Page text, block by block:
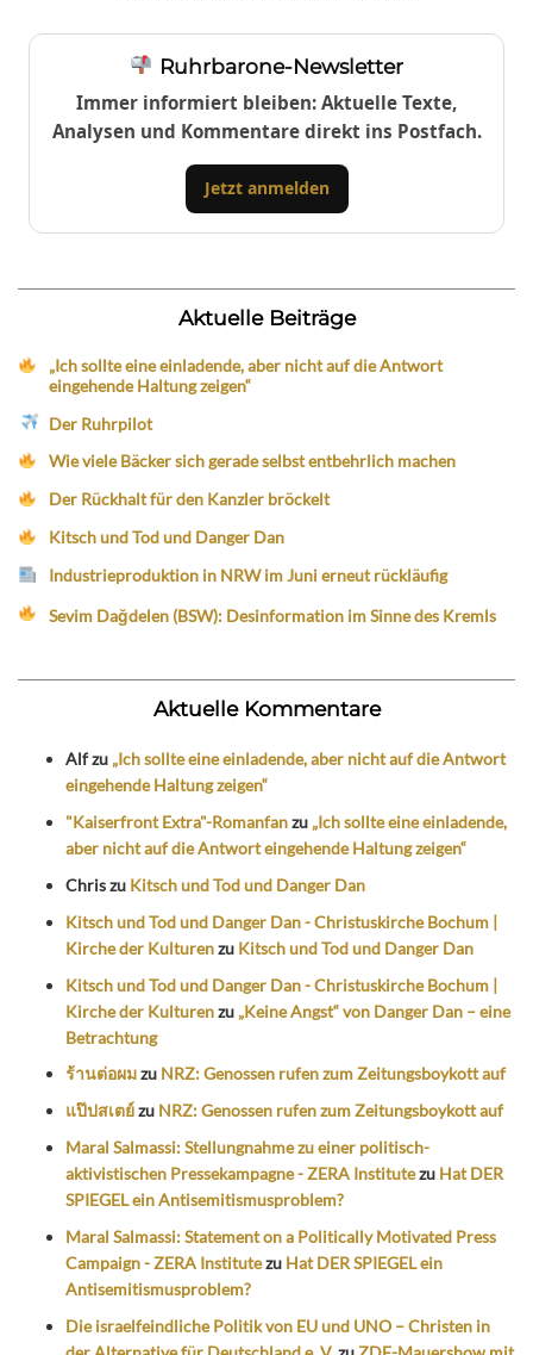
Ruhrbarone-Newsletter
Immer informiert bleiben: Aktuelle Texte,
Analysen und Kommentare direkt ins Postfach.
Jetzt anmelden
Aktuelle Beiträge
„Ich sollte eine einladende, aber nicht auf die Antwort
eingehende Haltung zeigen“
Der Ruhrpilot
Wie viele Bäcker sich gerade selbst entbehrlich machen
Der Rückhalt für den Kanzler bröckelt
Kitsch und Tod und Danger Dan
Industrieproduktion in NRW im Juni erneut rückläufig
Sevim Dağdelen (BSW): Desinformation im Sinne des Kremls
Aktuelle Kommentare
Alfzu „Ich sollte eine einladende, aber nicht auf die Antwort
eingehende Haltung zeigen“
"Kaiserfront Extra"-Romanfanzu „Ich sollte eine einladende,
aber nicht auf die Antwort eingehende Haltung zeigen“
Chriszu Kitsch und Tod und Danger Dan
Kitsch und Tod und Danger Dan - Christuskirche Bochum |
Kirche der Kulturenzu Kitsch und Tod und Danger Dan
Kitsch und Tod und Danger Dan - Christuskirche Bochum |
Kirche der Kulturenzu „Keine Angst“ von Danger Dan – eine
Betrachtung
ร้านต่อผมzu NRZ: Genossen rufen zum Zeitungsboykott auf
แป๊ปสเตย์zu NRZ: Genossen rufen zum Zeitungsboykott auf
Maral Salmassi: Stellungnahme zu einer politisch-
aktivistischen Pressekampagne - ZERA Institutezu Hat DER
SPIEGEL ein Antisemitismusproblem?
Maral Salmassi: Statement on a Politically Motivated Press
Campaign - ZERA Institutezu Hat DER SPIEGEL ein
Antisemitismusproblem?
Die israelfeindliche Politik von EU und UNO – Christen in